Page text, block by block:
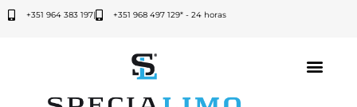
+351 964 383 197| +351 968 497 129* - 24 horas